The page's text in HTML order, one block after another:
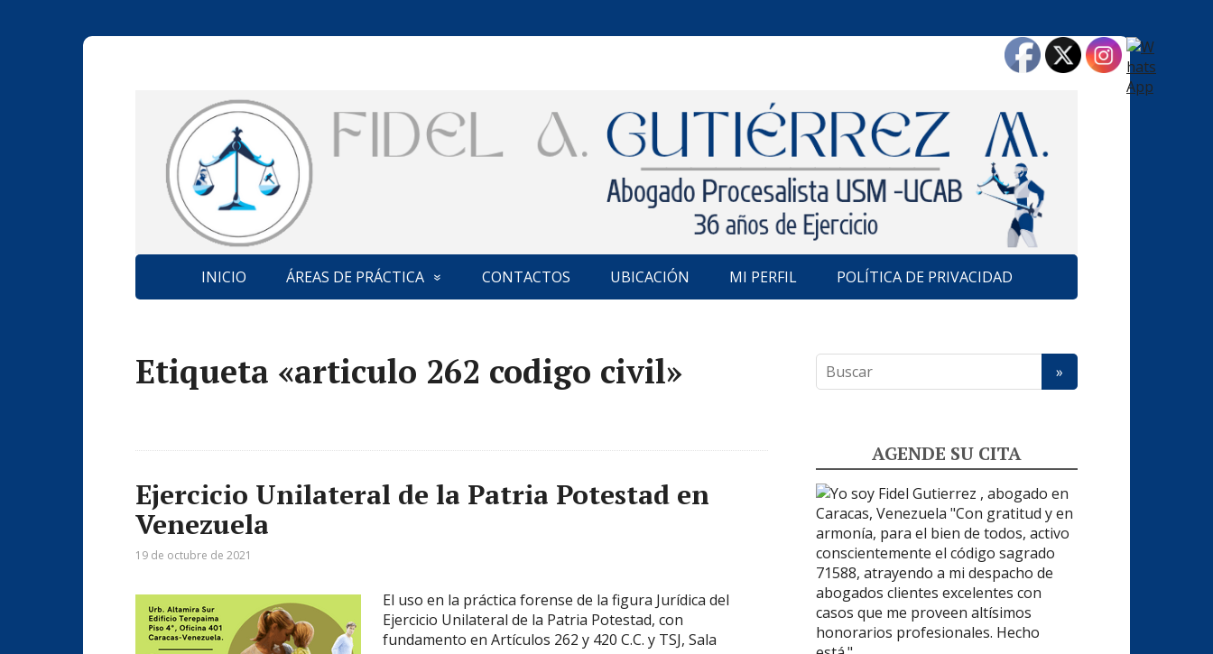
INICIO ÁREAS DE PRÁCTICA CONTACTOS UBICACIÓN MI PERFIL POLÍTICA DE PRIVACIDAD
Etiqueta «articulo 262 codigo civil»
Ejercicio Unilateral de la Patria Potestad en
Venezuela
19 de octubre de 2021
El uso en la práctica forense de la figura Jurídica del
Ejercicio Unilateral de la Patria Potestad, con
fundamento en Artículos 262 y 420 C.C. y TSJ, Sala
AGENDE SU CITA